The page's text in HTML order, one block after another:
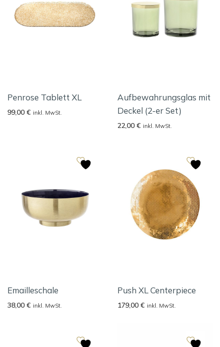
Penrose Tablett XL
99,00 € inkl. MwSt.
Aufbewahrungsglas mit
Deckel (2-er Set)
22,00 € inkl. MwSt.
Emailleschale
38,00 € inkl. MwSt.
Push XL Centerpiece
179,00 € inkl. MwSt.